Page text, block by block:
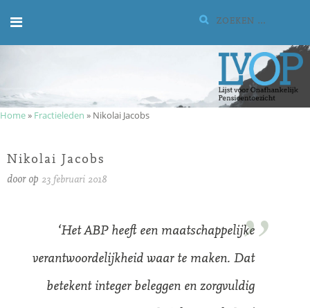
naar
de
Zoeken:
Home» Fractieleden » Nikolai Jacobs
Nikolai Jacobs
door op 23 februari 2018
‘Het ABP heeft een maatschappelijke
verantwoordelijkheid waar te maken. Dat
betekent integer beleggen en zorgvuldig